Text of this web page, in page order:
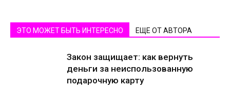
ЭТО МОЖЕТ БЫТЬ ИНТЕРЕСНО ЕЩЕ ОТ АВТОРА
Закон защищает: как вернуть
деньги за неиспользованную
подарочную карту